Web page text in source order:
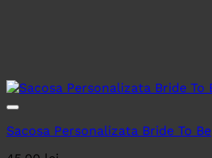
Sacosa Personalizata Bride To Be